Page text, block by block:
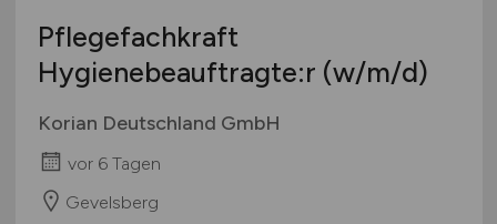
Pflegefachkraft
Hygienebeauftragte:r (w/m/d)
Korian Deutschland GmbH
vor 6 Tagen
Gevelsberg